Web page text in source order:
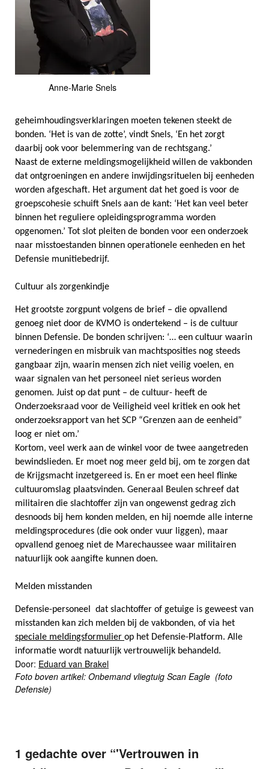
Anne-Marie Snels
geheimhoudingsverklaringen moeten tekenen steekt de
bonden. ‘Het is van de zotte’, vindt Snels, ‘En het zorgt
daarbij ook voor belemmering van de rechtsgang.’
Naast de externe meldingsmogelijkheid willen de vakbonden
dat ontgroeningen en andere inwijdingsrituelen bij eenheden
worden afgeschaft. Het argument dat het goed is voor de
groepscohesie schuift Snels aan de kant: ‘Het kan veel beter
binnen het reguliere opleidingsprogramma worden
opgenomen.’ Tot slot pleiten de bonden voor een onderzoek
naar misstoestanden binnen operationele eenheden en het
Defensie munitiebedrijf.
Cultuur als zorgenkindje
Het grootste zorgpunt volgens de brief – die opvallend
genoeg niet door de KVMO is ondertekend – is de cultuur
binnen Defensie. De bonden schrijven: ‘… een cultuur waarin
vernederingen en misbruik van machtsposities nog steeds
gangbaar zijn, waarin mensen zich niet veilig voelen, en
waar signalen van het personeel niet serieus worden
genomen. Juist op dat punt – de cultuur- heeft de
Onderzoeksraad voor de Veiligheid veel kritiek en ook het
onderzoeksrapport van het SCP “Grenzen aan de eenheid”
loog er niet om.’
Kortom, veel werk aan de winkel voor de twee aangetreden
bewindslieden. Er moet nog meer geld bij, om te zorgen dat
de Krijgsmacht inzetgereed is. En er moet een heel flinke
cultuuromslag plaatsvinden. Generaal Beulen schreef dat
militairen die slachtoffer zijn van ongewenst gedrag zich
desnoods bij hem konden melden, en hij noemde alle interne
meldingsprocedures (die ook onder vuur liggen), maar
opvallend genoeg niet de Marechaussee waar militairen
natuurlijk ook aangifte kunnen doen.
Melden misstanden
Defensie-personeel dat slachtoffer of getuige is geweest van
misstanden kan zich melden bij de vakbonden, of via het
speciale meldingsformulier op het Defensie-Platform. Alle
informatie wordt natuurlijk vertrouwelijk behandeld.
Door: Eduard van Brakel
Foto boven artikel: Onbemand vliegtuig Scan Eagle (foto
Defensie)
1 gedachte over “'Vertrouwen in